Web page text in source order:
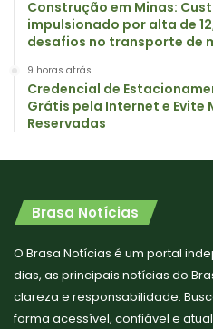
Construção em Minas:
impulsionado por alta de
desafios no transporte de
9 horas atrás
Credencial de
Grátis pela Internet e Evite
Reservadas
Brasa Notícias
O Brasa Notícias é um portal
dias, as principais notícias do
clareza e responsabilidade.
forma acessível, confiável e